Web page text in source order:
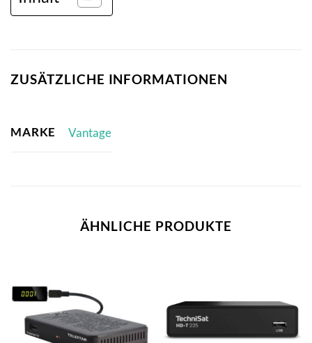
ZUSÄTZLICHE INFORMATIONEN
MARKE Vantage
ÄHNLICHE PRODUKTE